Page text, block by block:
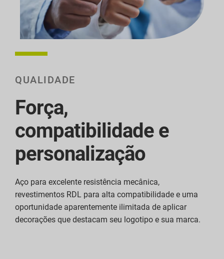
QUALIDADE
Força,
compatibilidade e
personalização
Aço para excelente resistência mecânica,
revestimentos RDL para alta compatibilidade e uma
oportunidade aparentemente ilimitada de aplicar
decorações que destacam seu logotipo e sua marca.